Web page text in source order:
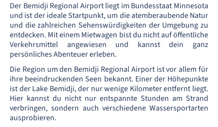
Der Bemidji Regional Airport liegt im Bundesstaat Minnesota
und ist der ideale Startpunkt, um die atemberaubende Natur
und die zahlreichen Sehenswürdigkeiten der Umgebung zu
entdecken. Mit einem Mietwagen bist du nicht auf öffentliche
Verkehrsmittel angewiesen und kannst dein ganz
persönliches Abenteuer erleben.
Die Region um den Bemidji Regional Airport ist vor allem für
ihre beeindruckenden Seen bekannt. Einer der Höhepunkte
ist der Lake Bemidji, der nur wenige Kilometer entfernt liegt.
Hier kannst du nicht nur entspannte Stunden am Strand
verbringen, sondern auch verschiedene Wassersportarten
ausprobieren.